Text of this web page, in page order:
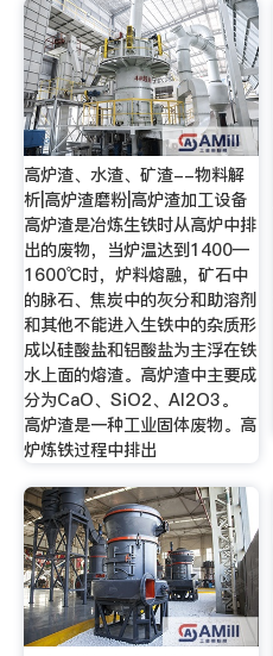
高炉渣、水渣、矿渣--物料解
析|高炉渣磨粉|高炉渣加工设备
高炉渣是冶炼生铁时从高炉中排
出的废物，当炉温达到1400—
1600℃时，炉料熔融，矿石中
的脉石、焦炭中的灰分和助溶剂
和其他不能进入生铁中的杂质形
成以硅酸盐和铝酸盐为主浮在铁
水上面的熔渣。高炉渣中主要成
分为CaO、SiO2、Al2O3。
高炉渣是一种工业固体废物。高
炉炼铁过程中排出